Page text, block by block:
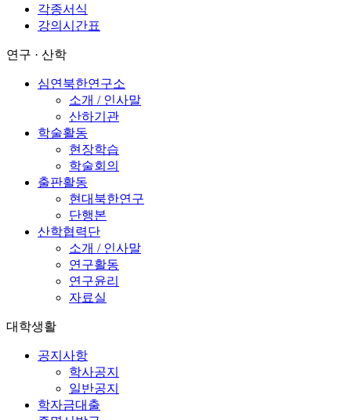
각종서식
강의시간표
연구 · 산학
심연북한연구소
소개 / 인사말
산하기관
학술활동
현장학습
학술회의
출판활동
현대북한연구
단행본
산학협력단
소개 / 인사말
연구활동
연구윤리
자료실
대학생활
공지사항
학사공지
일반공지
학자금대출